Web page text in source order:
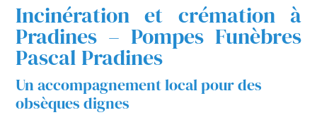
Incinération et crémation à
Pradines – Pompes Funèbres
Pascal Pradines
Un accompagnement local pour des
obsèques dignes